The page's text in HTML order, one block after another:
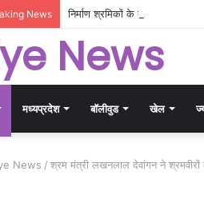
News निर्माण श्रमिकों के बच्चों को मिलेगी
News
मध्यप्रदेश बॉलीवुड खेल
News / श्रम मंत्री लखनलाल देवांगन ने